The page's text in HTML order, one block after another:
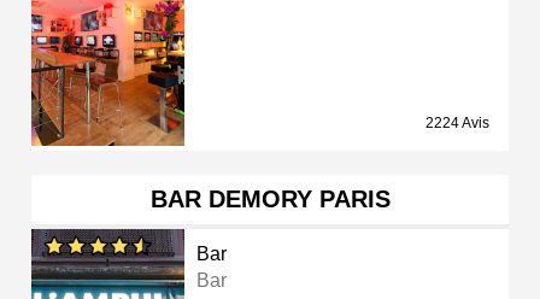
2224 Avis
BAR DEMORY PARIS
Bar
Bar